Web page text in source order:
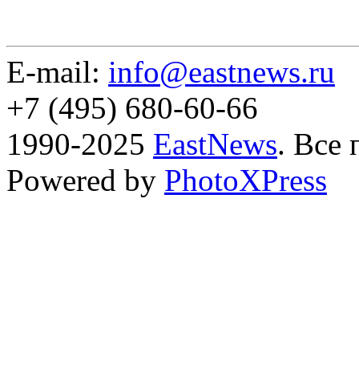
E-mail: info@eastnews.ru
+7 (495) 680-60-66
1990-2025 EastNews. Все
Powered by PhotoXPress